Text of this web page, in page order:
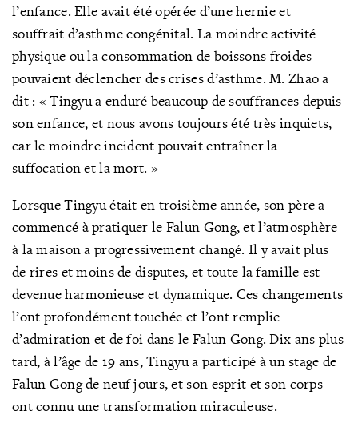
l’enfance. Elle avait été opérée d’une hernie et
souffrait d’asthme congénital. La moindre activité
physique ou la consommation de boissons froides
pouvaient déclencher des crises d’asthme. M. Zhao a
dit : « Tingyu a enduré beaucoup de souffrances depuis
son enfance, et nous avons toujours été très inquiets,
car le moindre incident pouvait entraîner la
suffocation et la mort. »
Lorsque Tingyu était en troisième année, son père a
commencé à pratiquer le Falun Gong, et l’atmosphère
à la maison a progressivement changé. Il y avait plus
de rires et moins de disputes, et toute la famille est
devenue harmonieuse et dynamique. Ces changements
l’ont profondément touchée et l’ont remplie
d’admiration et de foi dans le Falun Gong. Dix ans plus
tard, à l’âge de 19 ans, Tingyu a participé à un stage de
Falun Gong de neuf jours, et son esprit et son corps
ont connu une transformation miraculeuse.